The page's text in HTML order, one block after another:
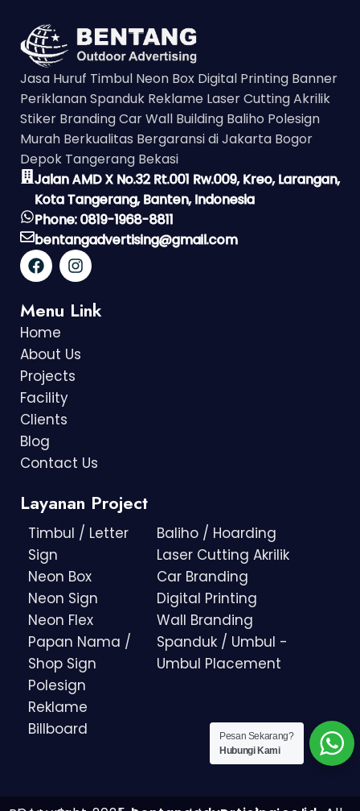
Jasa Huruf Timbul Neon Box Digital Printing Banner
Periklanan Spanduk Reklame Laser Cutting Akrilik
Stiker Branding Car Wall Building Baliho Polesign
Murah Berkualitas Bergaransi di Jakarta Bogor
Depok Tangerang Bekasi
Jalan AMD X No.32 Rt.001 Rw.009, Kreo, Larangan,
Kota Tangerang, Banten, Indonesia
Phone: 0819-1968-8811
bentangadvertising@gmail.com
Menu Link
Home
About Us
Projects
Facility
Clients
Blog
Contact Us
Layanan Project
Timbul / Letter
Sign
Neon Box
Neon Sign
Neon Flex
Papan Nama /
Shop Sign
Polesign
Reklame
Billboard
Baliho / Hoarding
Laser Cutting Akrilik
Car Branding
Digital Printing
Wall Branding
Spanduk / Umbul -
Umbul Placement
Pesan Sekarang?
Hubungi Kami